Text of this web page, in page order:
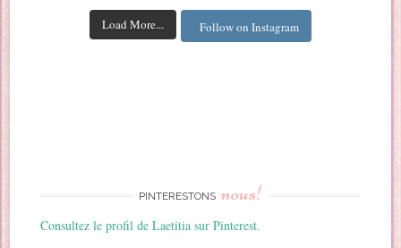
Load More... Follow on Instagram
PINTERESTONS nous!
Consultez le profil de Laetitia sur Pinterest.